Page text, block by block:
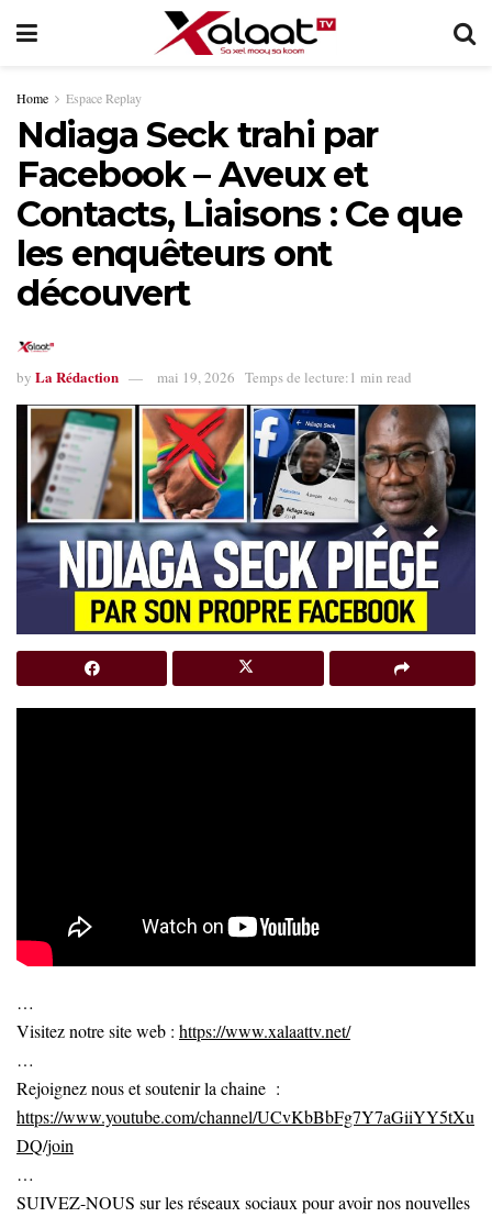
Home Espace Replay
Ndiaga Seck trahi par
Facebook – Aveux et
Contacts, Liaisons : Ce que
les enquêteurs ont
découvert
by La Rédaction mai 19, 2026 Temps de lecture:1 min read
…
Visitez notre site web : https://www.xalaattv.net/
…
Rejoignez nous et soutenir la chaine :
https://www.youtube.com/channel/UCvKbBbFg7Y7aGiiYY5tXu
DQ/join
…
SUIVEZ-NOUS sur les réseaux sociaux pour avoir nos nouvelles